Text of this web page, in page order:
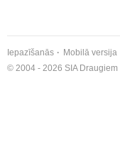
Iepazīšanās Mobilā versija
© 2004 - 2026 SIA Draugiem